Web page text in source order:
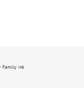
Family ink